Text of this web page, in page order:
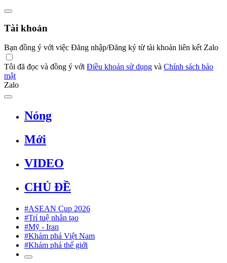
Tài khoản
Bạn đồng ý với việc Đăng nhập/Đăng ký từ tài khoản liên kết Zalo
Tôi đã đọc và đồng ý với Điều khoản sử dụng và Chính sách bảo
mật
Zalo
Nóng
Mới
VIDEO
CHỦ ĐỀ
#ASEAN Cup 2026
#Trí tuệ nhân tạo
#Mỹ - Iran
#Khám phá Việt Nam
#Khám phá thế giới